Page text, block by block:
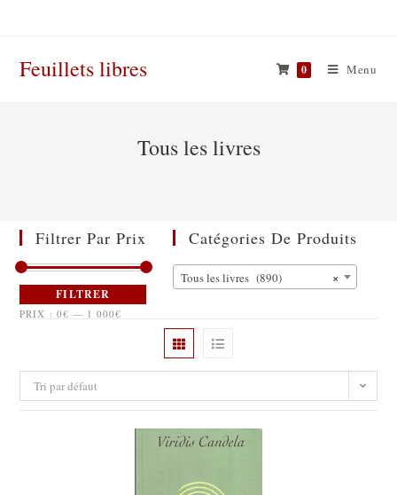
Feuillets libres 0 Menu
Tous les livres
Tri par défaut
Filtrer Par Prix
FILTRER
PRIX :0€ — 1 000€
Catégories De Produits
×
Tous les livres (890)